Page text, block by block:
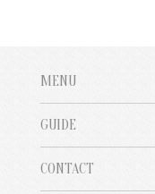
MENU
GUIDE
CONTACT